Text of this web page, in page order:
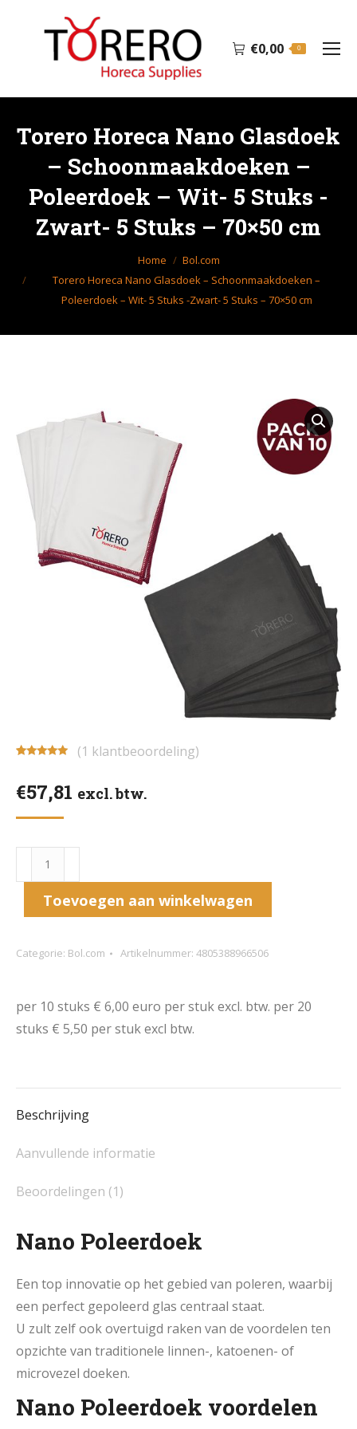
€0,00 0
Torero Horeca Nano Glasdoek
– Schoonmaakdoeken –
Poleerdoek – Wit- 5 Stuks -
Zwart- 5 Stuks – 70×50 cm
Home
Bol.com
Torero Horeca Nano Glasdoek – Schoonmaakdoeken –
Poleerdoek – Wit- 5 Stuks -Zwart- 5 Stuks – 70×50 cm
€57,81 excl. btw.
gebaseerd
op
(1 klantbeoordeling)
Torero
Horeca
Nano
-
Poleerdoek
-
-
Zwart-
Stuks
70x50
aantal
Toevoegen aan winkelwagen
Categorie: Bol.com Artikelnummer: 4805388966506
per 10 stuks € 6,00 euro per stuk excl. btw. per 20
stuks € 5,50 per stuk excl btw.
Beschrijving
Aanvullende informatie
Beoordelingen (1)
Nano Poleerdoek
Een top innovatie op het gebied van poleren, waarbij
een perfect gepoleerd glas centraal staat.
U zult zelf ook overtuigd raken van de voordelen ten
opzichte van traditionele linnen-, katoenen- of
microvezel doeken.
Nano Poleerdoek voordelen